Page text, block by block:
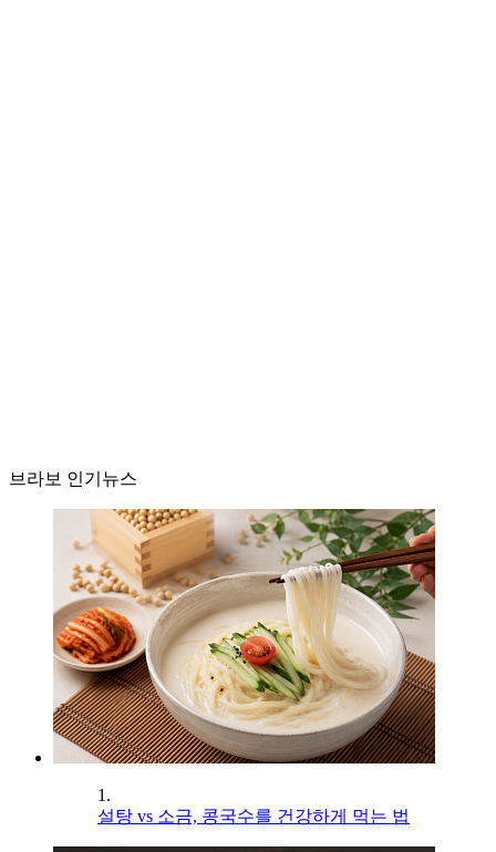
브라보 인기뉴스
1.
설탕 vs 소금, 콩국수를 건강하게 먹는 법